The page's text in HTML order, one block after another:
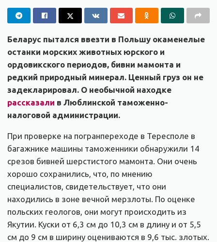
Беларус пытался ввезти в Польшу окаменелые
останки морских животных юрского и
ордовикского периодов, бивни мамонта и
редкий природный минерал. Ценный груз он не
задекларировал. О необычной находке
рассказали в Люблинской таможенно-
налоговой администрации.
При проверке на погранпереходе в Тересполе в
багажнике машины таможенники обнаружили 14
срезов бивней шерстистого мамонта. Они очень
хорошо сохранились, что, по мнению
специалистов, свидетельствует, что они
находились в зоне вечной мерзлоты. По оценке
польских геологов, они могут происходить из
Якутии. Куски от 6,3 см до 10,3 см в длину и от 5,5
см до 9 см в ширину оцениваются в 9,6 тыс. злотых.